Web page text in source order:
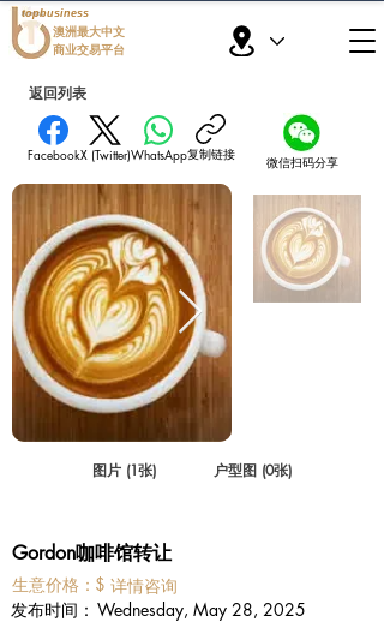
topbusiness
澳洲最大中文
商业交易平台
返回列表
微信扫码分享
FacebookX (Twitter)WhatsApp复制链接
图片 (1张) 户型图 (0张)
Gordon咖啡馆转让
$
​生意价格：
详情咨询
​发布时间： Wednesday, May 28, 2025